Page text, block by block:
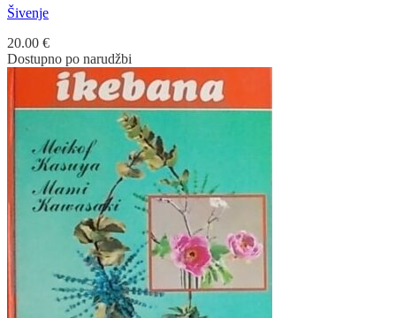
Šivenje
20.00 €
Dostupno po narudžbi